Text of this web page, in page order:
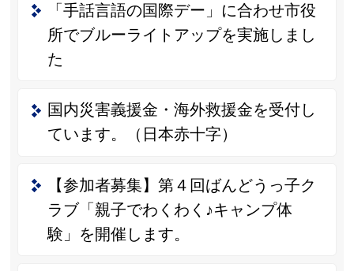
「手話言語の国際デー」に合わせ市役
所でブルーライトアップを実施しまし
た
国内災害義援金・海外救援金を受付し
ています。（日本赤十字）
【参加者募集】第４回ばんどうっ子ク
ラブ「親子でわくわく♪キャンプ体
験」を開催します。